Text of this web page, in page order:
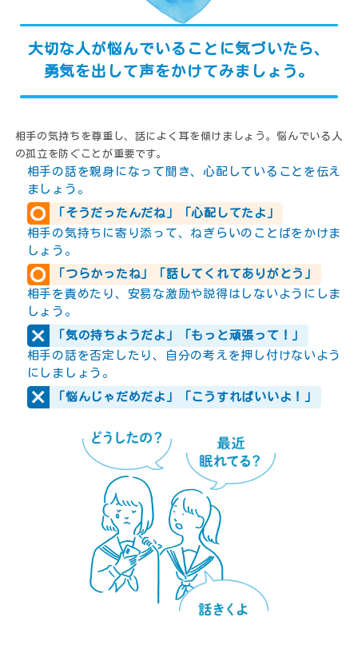
大切な人が悩んでいることに気づいたら、
勇気を出して声をかけてみましょう。
相手の気持ちを尊重し、話によく耳を傾けましょう。悩んでいる人
の孤立を防ぐことが重要です。
相手の話を親身になって聞き、心配していることを伝え
ましょう。
「そうだったんだね」「心配してたよ」
相手の気持ちに寄り添って、ねぎらいのことばをかけま
しょう。
「つらかったね」「話してくれてありがとう」
相手を責めたり、安易な激励や説得はしないようにしま
しょう。
「気の持ちようだよ」「もっと頑張って！」
相手の話を否定したり、自分の考えを押し付けないよう
にしましょう。
「悩んじゃだめだよ」「こうすればいいよ！」